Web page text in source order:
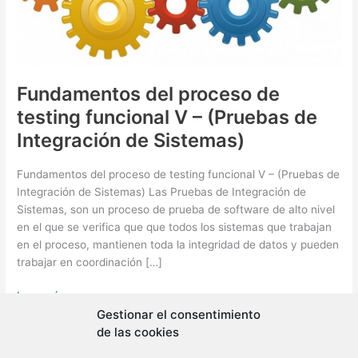
Gestionar el consentimiento
de las cookies
Fundamentos del proceso de
testing funcional V – (Pruebas de
Integración de Sistemas)
Fundamentos del proceso de testing funcional V – (Pruebas de
Integración de Sistemas) Las Pruebas de Integración de
Sistemas, son un proceso de prueba de software de alto nivel
en el que se verifica que que todos los sistemas que trabajan
en el proceso, mantienen toda la integridad de datos y pueden
trabajar en coordinación […]
Fundamentos
Leer más »